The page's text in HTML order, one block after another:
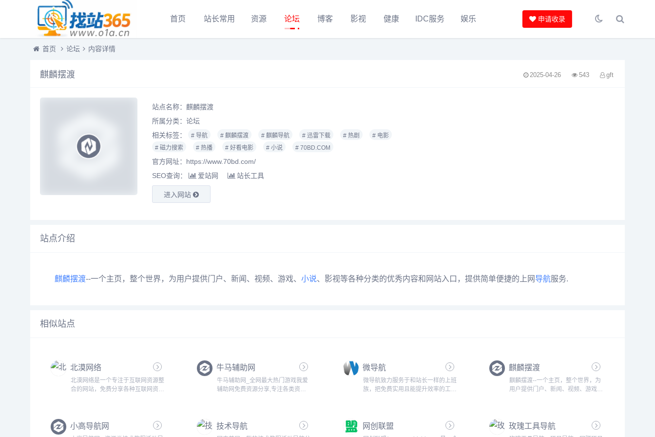
首页 站长常用 资源 论坛 博客 影视 健康 IDC服务 娱乐 申请收录
首页 论坛 内容详情
麒麟摆渡 2025-04-26 543 gft
站点名称：麒麟摆渡
所属分类： 论坛
相关标签：
# 导航 # 麒麟摆渡 # 麒麟导航 # 迅雷下载 # 热剧
# 电影
# 磁力搜索
# 热播 # 好看电影 # 小说 # 70BD.COM
官方网址：https://www.70bd.com/
SEO查询：
爱站网 站长工具
进入网站
站点介绍
麒麟摆渡--一个主页，整个世界，为用户提供门户、新闻、视频、游戏、 小说、影视等各种分类的优秀内容和网站入口，提供简单便捷的上网 导航服务.
相似站点
北漠网络
北漠网络是一个专注于互联网资源整
合的网站，免费分享各种互联网资
牛马辅助网
牛马辅助网_全网最大热门游戏我爱
辅助网免费资源分享,专注各类资源
享。...
微导航
微导航致力服务于和站长一样的上班
族，把免费实用且能提升效率的工具
麒麟摆渡
麒麟摆渡--一个主页，整个世界，为
用户提供门户、新闻、视频、游戏、
小高导航网 技术导航 网创联盟 玫瑰工具导航